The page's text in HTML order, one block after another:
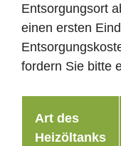
Entsorgungsort
einen ersten
fordern Sie bitte
Art des
Heizöltanks